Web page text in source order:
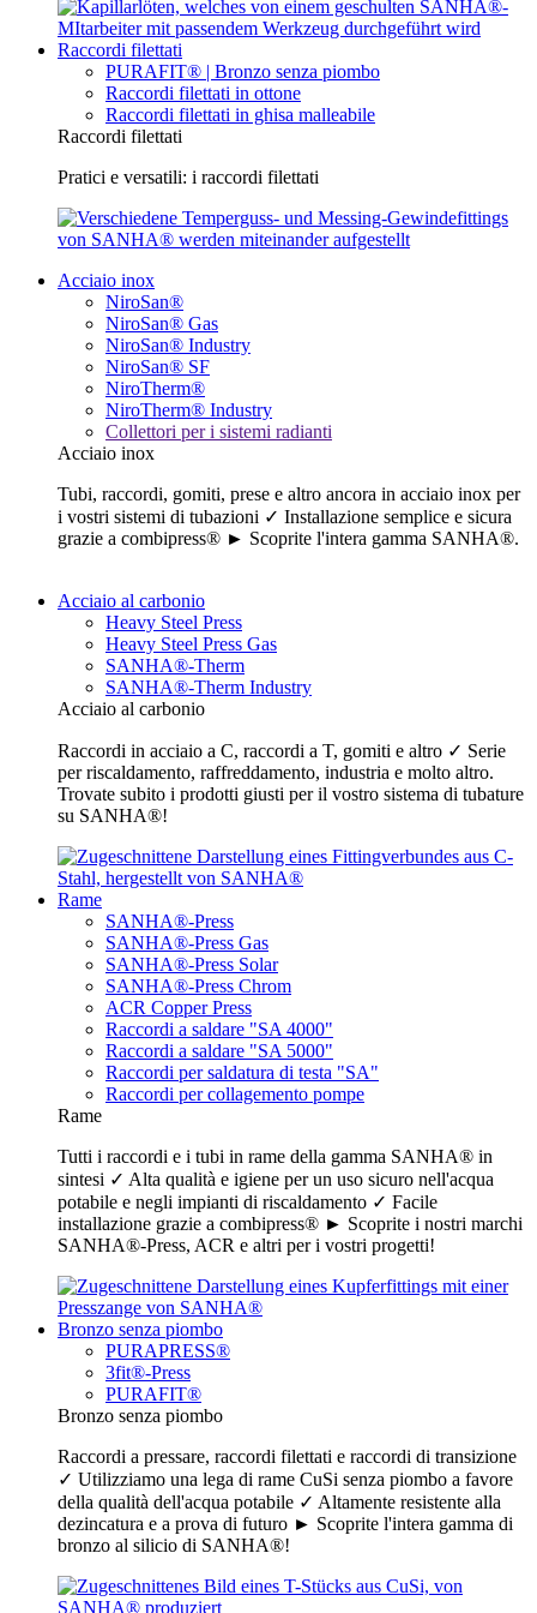
Raccordi filettati
PURAFIT® | Bronzo senza piombo
Raccordi filettati in ottone
Raccordi filettati in ghisa malleabile
Raccordi filettati
Pratici e versatili: i raccordi filettati
Acciaio inox
NiroSan®
NiroSan® Gas
NiroSan® Industry
NiroSan® SF
NiroTherm®
NiroTherm® Industry
Collettori per i sistemi radianti
Acciaio inox
Tubi, raccordi, gomiti, prese e altro ancora in acciaio inox per
i vostri sistemi di tubazioni ✓ Installazione semplice e sicura
grazie a combipress® ► Scoprite l'intera gamma SANHA®.
Acciaio al carbonio
Heavy Steel Press
Heavy Steel Press Gas
SANHA®-Therm
SANHA®-Therm Industry
Acciaio al carbonio
Raccordi in acciaio a C, raccordi a T, gomiti e altro ✓ Serie
per riscaldamento, raffreddamento, industria e molto altro.
Trovate subito i prodotti giusti per il vostro sistema di tubature
su SANHA®!
Rame
SANHA®-Press
SANHA®-Press Gas
SANHA®-Press Solar
SANHA®-Press Chrom
ACR Copper Press
Raccordi a saldare "SA 4000"
Raccordi a saldare "SA 5000"
Raccordi per saldatura di testa "SA"
Raccordi per collagemento pompe
Rame
Tutti i raccordi e i tubi in rame della gamma SANHA® in
sintesi ✓ Alta qualità e igiene per un uso sicuro nell'acqua
potabile e negli impianti di riscaldamento ✓ Facile
installazione grazie a combipress® ► Scoprite i nostri marchi
SANHA®-Press, ACR e altri per i vostri progetti!
Bronzo senza piombo
PURAPRESS®
3fit®-Press
PURAFIT®
Bronzo senza piombo
Raccordi a pressare, raccordi filettati e raccordi di transizione
✓ Utilizziamo una lega di rame CuSi senza piombo a favore
della qualità dell'acqua potabile ✓ Altamente resistente alla
dezincatura e a prova di futuro ► Scoprite l'intera gamma di
bronzo al silicio di SANHA®!